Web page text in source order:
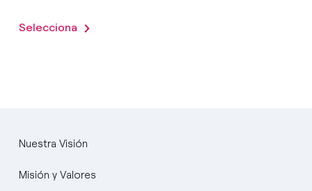
Selecciona
Nuestra Visión
Misión y Valores